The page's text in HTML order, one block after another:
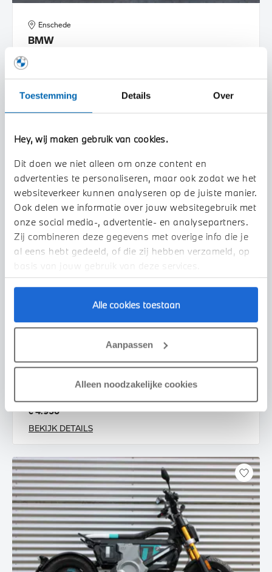
Toestemming Details Over
Hey, wij maken gebruik van cookies.
Dit doen we niet alleen om onze content en
advertenties te personaliseren, maar ook zodat we het
websiteverkeer kunnen analyseren op de juiste manier.
Ook delen we informatie over jouw websitegebruik met
onze social media-, advertentie- en analysepartners.
Zij combineren deze gegevens met overige info die je
al eens hebt gedeeld, of die zij hebben verzameld, op
basis van jouw gebruik van deze services.
Alle cookies toestaan
Aanpassen
Alleen noodzakelijke cookies
Enschede
BMW
€ 18.945of€ 276
CE 02 AM |Highline pakket |Service Inclusive
€ 4.950
BEKIJK DETAILS